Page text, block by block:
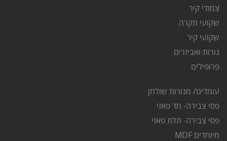
צמודי קיר
שקועי תקרה
שקועי קיר
נורות ואביזרים
פרופילים
עומדים/ מנורות שולחן
פסי צבירה- חד פאזי
פסי צבירה- תלת פאזי
מיוחדים MDF